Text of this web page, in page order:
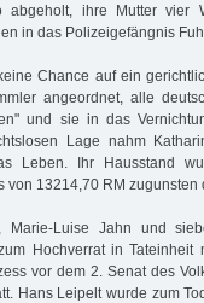
abgeholt, ihre Mutter vier
in das Polizeigefängnis
Chance auf ein
angeordnet, alle
und sie in das
Lage nahm
Leben. Ihr Hausstand
von 13214,70 RM zugunsten
Luise Jahn und
Hochverrat in Tateinheit
vor dem 2. Senat des
Hans Leipelt wurde zum